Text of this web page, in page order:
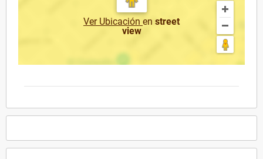
Ver Ubicación en street
view